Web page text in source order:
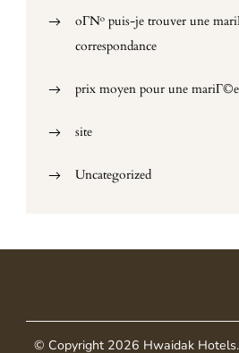
oГ№ puis-je trouver une
correspondance
prix moyen pour une mariГ©e
site
Uncategorized
© Copyright 2026 Hwaidak Hotels